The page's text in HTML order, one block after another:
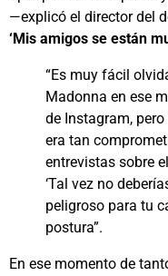
—explicó el director del
‘Mis amigos se están
“Es muy fácil
Madonna en ese
de Instagram,
era tan
entrevistas sobre
‘Tal vez no
peligroso para tu
postura”.
En ese momento de